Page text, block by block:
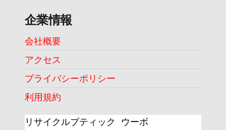
企業情報
会社概要
アクセス
プライバシーポリシー
利用規約
リサイクルブティック ウーボ